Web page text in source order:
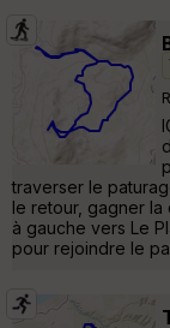
traverser le
le retour, gagner la
à gauche vers Le
pour rejoindre le